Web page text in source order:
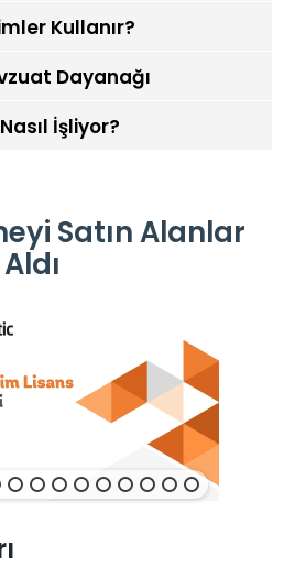
Kullanır?
Dayanağı
Nasıl İşliyor?
Satın Alanlar